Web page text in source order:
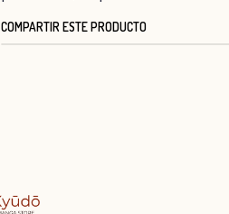
COMPARTIR ESTE PRODUCTO